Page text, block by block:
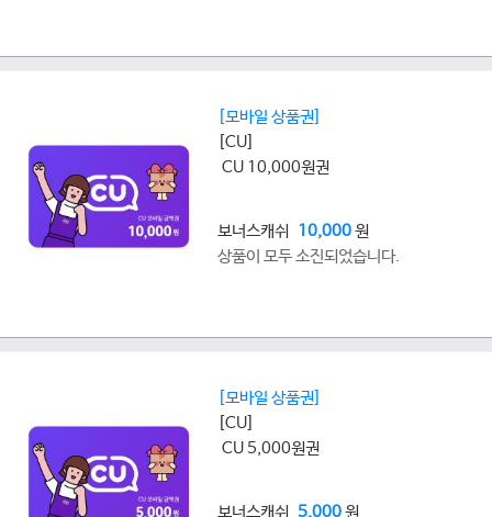
[모바일 상품권]
[CU]
CU 10,000원권
보너스캐쉬 10,000원
상품이 모두 소진되었습니다.
[모바일 상품권]
[CU]
CU 5,000원권
보너스캐쉬 5,000원